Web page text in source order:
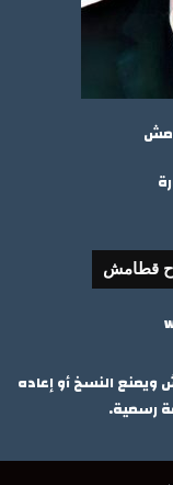
قطامش
النسخ أو إعاده
رسمية.